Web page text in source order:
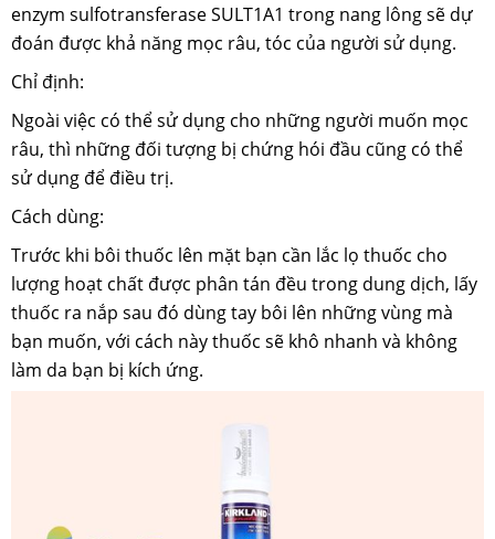
enzym sulfotransferase SULT1A1 trong nang lông sẽ dự
đoán được khả năng mọc râu, tóc của người sử dụng.
Chỉ định:
Ngoài việc có thể sử dụng cho những người muốn mọc
râu, thì những đối tượng bị chứng hói đầu cũng có thể
sử dụng để điều trị.
Cách dùng:
Trước khi bôi thuốc lên mặt bạn cần lắc lọ thuốc cho
lượng hoạt chất được phân tán đều trong dung dịch, lấy
thuốc ra nắp sau đó dùng tay bôi lên những vùng mà
bạn muốn, với cách này thuốc sẽ khô nhanh và không
làm da bạn bị kích ứng.